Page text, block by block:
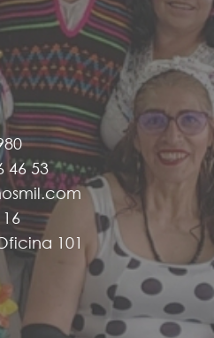
46 53
101